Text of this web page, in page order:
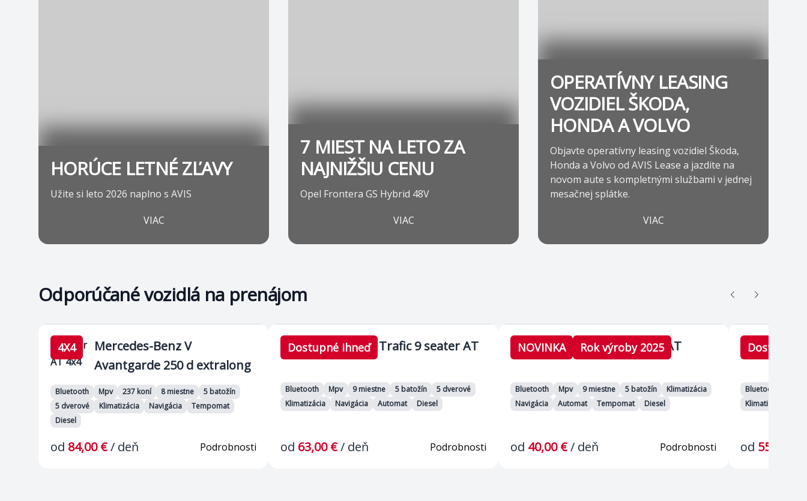
HORÚCE LETNÉ ZĽAVY
Užite si leto 2026 naplno s AVIS
VIAC
7 MIEST NA LETO ZA
NAJNIŽŠIU CENU
Opel Frontera GS Hybrid 48V
VIAC
OPERATÍVNY LEASING
VOZIDIEL ŠKODA,
HONDA A VOLVO
Objavte operatívny leasing vozidiel Škoda,
Honda a Volvo od AVIS Lease a jazdite na
novom aute s kompletnými službami v jednej
mesačnej splátke.
VIAC
Odporúčané vozidlá na prenájom
4X4
8 seater
AT 4x4
Mercedes-Benz V
Avantgarde 250 d extralong
Bluetooth Mpv 237 koní 8 miestne
5 batožín
5 dverové
Klimatizácia Navigácia
Tempomat
Diesel
od 84,00 €/ deň Podrobnosti
Dostupné ihneď
9 seater ATRenault Trafic 9 seater AT
Bluetooth Mpv 9 miestne 5 batožín
5 dverové
Klimatizácia
Navigácia Automat Diesel
od 63,00 €/ deň Podrobnosti
NOVINKA Rok výroby 2025
9 seater ATPeugeot Traveller AT
Bluetooth Mpv 9 miestne 5 batožín
Klimatizácia
Navigácia
Automat Tempomat Diesel
od 40,00 €/ deň Podrobnosti
Dostupné
9 seater MT
Bluetooth
Klimatizácia
od 55,00 €